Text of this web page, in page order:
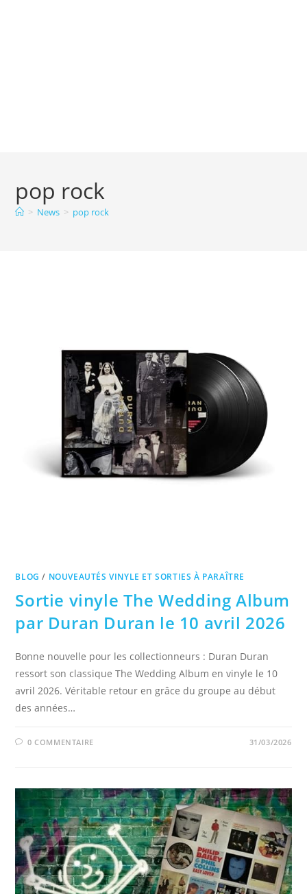
pop rock
> News > pop rock
BLOG / NOUVEAUTÉS VINYLE ET SORTIES À PARAÎTRE
Sortie vinyle The Wedding Album
par Duran Duran le 10 avril 2026
Bonne nouvelle pour les collectionneurs : Duran Duran
ressort son classique The Wedding Album en vinyle le 10
avril 2026. Véritable retour en grâce du groupe au début
des années…
0 COMMENTAIRE 31/03/2026